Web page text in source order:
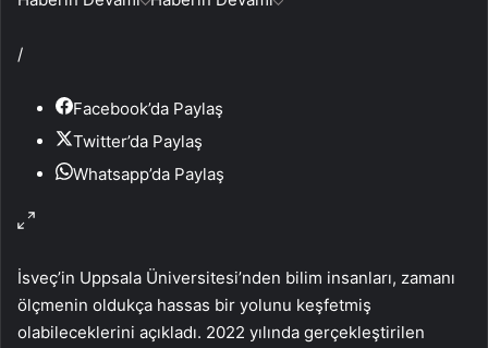
/
Facebook’da Paylaş
Twitter’da Paylaş
Whatsapp’da Paylaş
İsveç’in Uppsala Üniversitesi’nden bilim insanları, zamanı
ölçmenin oldukça hassas bir yolunu keşfetmiş
olabileceklerini açıkladı. 2022 yılında gerçekleştirilen